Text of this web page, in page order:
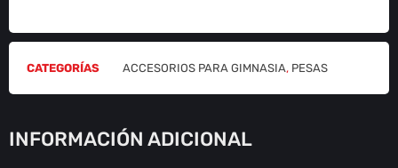
CATEGORÍAS ACCESORIOS PARA GIMNASIA, PESAS
INFORMACIÓN ADICIONAL